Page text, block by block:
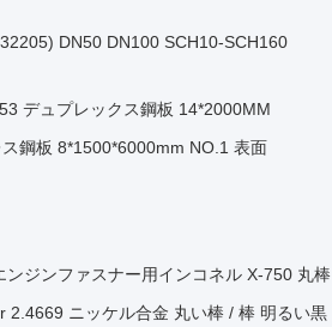
DN50 DN100 SCH10-SCH160
デュプレックス鋼板 14*2000MM
鋼板 8*1500*6000mm NO.1 表面
ジンファスナー用インコネル X-750 丸棒
2.4669 ニッケル合金 丸い棒 / 棒 明るい黒